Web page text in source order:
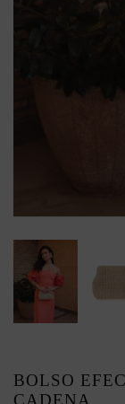
BOLSO
CADENA